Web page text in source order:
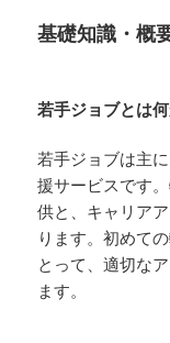
基礎知識・概
若手ジョブとは
若手ジョブは主
援サービスです
供と、キャリア
ります。初めて
とって、適切な
ます。